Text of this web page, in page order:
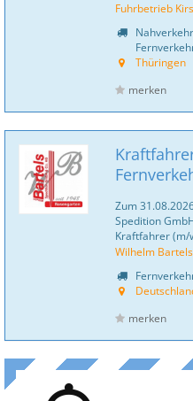
Fuhrbetrieb
Nahverkehr
Thüringen
merken
Zum
Spedition
Kraftfahrer (m/
Wilhelm
merken